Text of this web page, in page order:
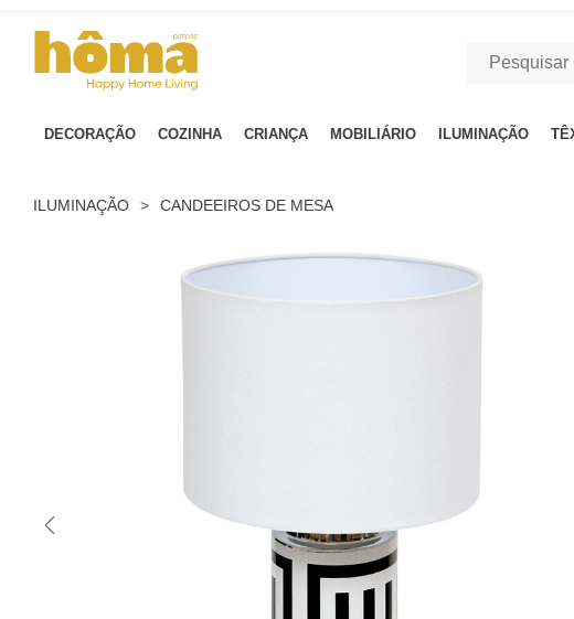
DECORAÇÃO COZINHA CRIANÇA MOBILIÁRIO ILUMINAÇÃO
ILUMINAÇÃO > CANDEEIROS DE MESA